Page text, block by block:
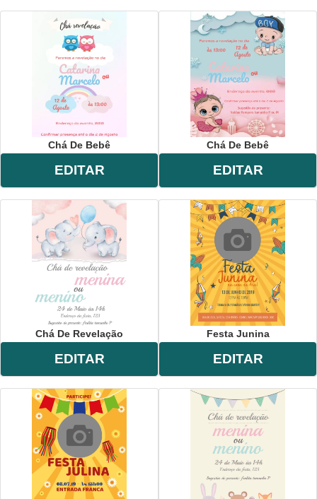
Chá De Bebê
EDITAR
Chá De Bebê
EDITAR
Chá De Revelação
EDITAR
Festa Junina
EDITAR